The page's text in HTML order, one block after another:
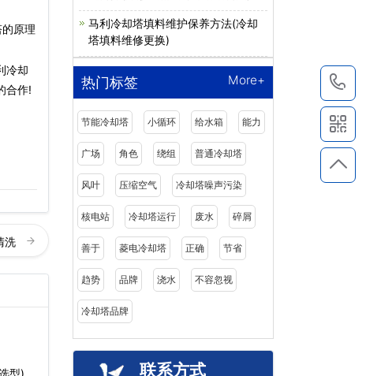
原理
冷却
合作!
洗
马利冷却塔填料维护保养方法(冷却
塔填料维修更换)
热门标签 More+
节能冷却塔 小循环 给水箱 能力
广场 角色 绕组 普通冷却塔
风叶 压缩空气 冷却塔噪声污染
核电站 冷却塔运行 废水 碎屑
善于 菱电冷却塔 正确 节省
趋势 品牌 浇水 不容忽视
冷却塔品牌
联系方式